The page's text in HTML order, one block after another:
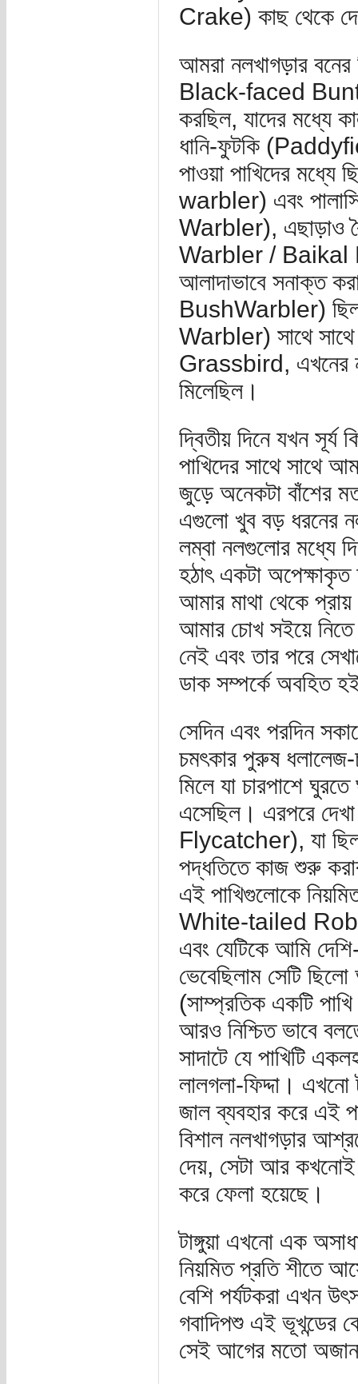
Crake) কাছ থেকে
আমরা নলখাগড়ার বনের
Black-faced
করছিল, যাদের
ধানি-ফুটকি
পাওয়া পাখিদের
warbler) এবং
Warbler), এছাড়াও
Warbler / Baikal
আলাদাভাবে সনাক্ত
BushWarbler)
Warbler) সাথে
Grassbird, এখনের
মিলেছিল।
দ্বিতীয় দিনে যখন সূর্য
পাখিদের সাথে সাথে
জুড়ে অনেকটা বাঁশের
এগুলো খুব বড় ধরনের
লম্বা নলগুলোর মধ্যে
হঠাৎ একটা
আমার মাথা থেকে
আমার চোখ সইয়ে নিতে
নেই এবং তার পরে
ডাক সম্পর্কে অবহিত
সেদিন এবং পরদিন
চমৎকার পুরুষ
মিলে যা চারপাশে
এসেছিল। এরপরে
Flycatcher), যা ছিল
পদ্ধতিতে কাজ শুরু
এই পাখিগুলোকে
White-tailed Robin)
এবং যেটিকে আমি
ভেবেছিলাম সেটি
(সাম্প্রতিক একটি পাখি
আরও নিশ্চিত ভাবে
সাদাটে যে পাখিটি
লালগলা-ফিদ্দা। এখনো
জাল ব্যবহার করে এই
বিশাল নলখাগড়ার
দেয়, সেটা আর
করে ফেলা হয়েছে।
টাঙ্গুয়া এখনো এক
নিয়মিত প্রতি শীতে
বেশি পর্যটকরা এখন
গবাদিপশু এই ভূখন্ডের
সেই আগের মতো